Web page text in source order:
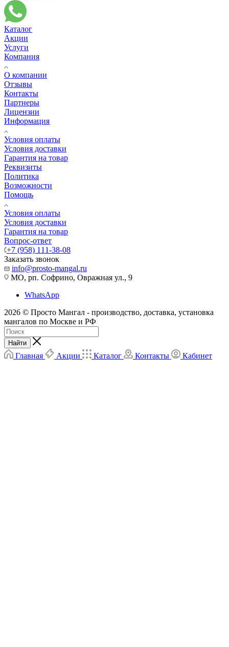
Каталог
Акции
Услуги
Компания
О компании
Отзывы
Контакты
Партнеры
Лицензии
Информация
Условия оплаты
Условия доставки
Гарантия на товар
Реквизиты
Политика
Возможности
Помощь
Условия оплаты
Условия доставки
Гарантия на товар
Вопрос-ответ
+7 (958) 111-38-08
Заказать звонок
info@prosto-mangal.ru
МО, рп. Софрино, Овражная ул., 9
WhatsApp
2026 © Просто Мангал - производство, доставка, установка
мангалов по Москве и РФ
Найти
Главная Акции Каталог Контакты Кабинет